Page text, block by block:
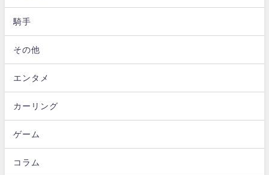
騎手
その他
エンタメ
カーリング
ゲーム
コラム